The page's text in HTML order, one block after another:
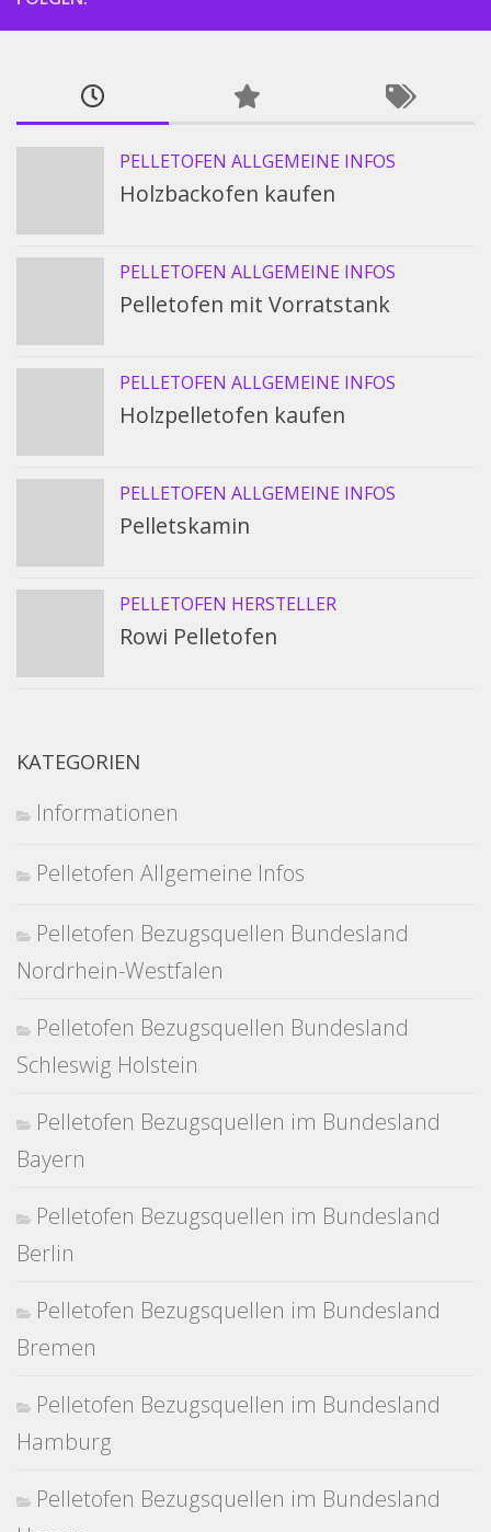
PELLETOFEN ALLGEMEINE INFOS
Holzbackofen kaufen
PELLETOFEN ALLGEMEINE INFOS
Pelletofen mit Vorratstank
PELLETOFEN ALLGEMEINE INFOS
Holzpelletofen kaufen
PELLETOFEN ALLGEMEINE INFOS
Pelletskamin
PELLETOFEN HERSTELLER
Rowi Pelletofen
KATEGORIEN
Informationen
Pelletofen Allgemeine Infos
Pelletofen Bezugsquellen Bundesland
Nordrhein-Westfalen
Pelletofen Bezugsquellen Bundesland
Schleswig Holstein
Pelletofen Bezugsquellen im Bundesland
Bayern
Pelletofen Bezugsquellen im Bundesland
Berlin
Pelletofen Bezugsquellen im Bundesland
Bremen
Pelletofen Bezugsquellen im Bundesland
Hamburg
Pelletofen Bezugsquellen im Bundesland